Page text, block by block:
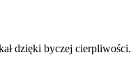
dzięki byczej cierpliwości.